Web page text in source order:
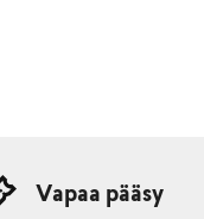
Vapaa pääsy